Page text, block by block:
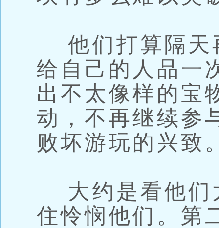
他们打算隔天
给自己的人品一
出不太像样的宝
动，不再继续参
败坏游玩的兴致
大约是看他们
住怜悯他们。第